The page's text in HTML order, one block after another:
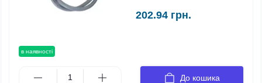
в наявності
202.94 грн.
До кошика